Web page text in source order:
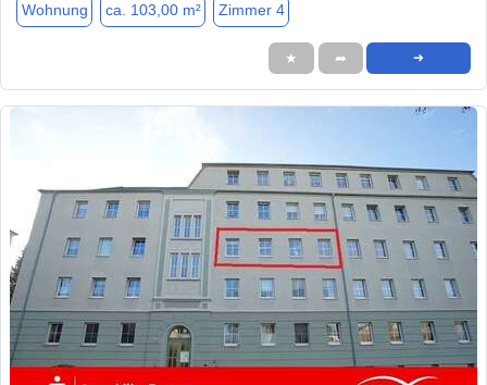
Wohnung ca. 103,00 m² Zimmer 4
★ ➦ ➜